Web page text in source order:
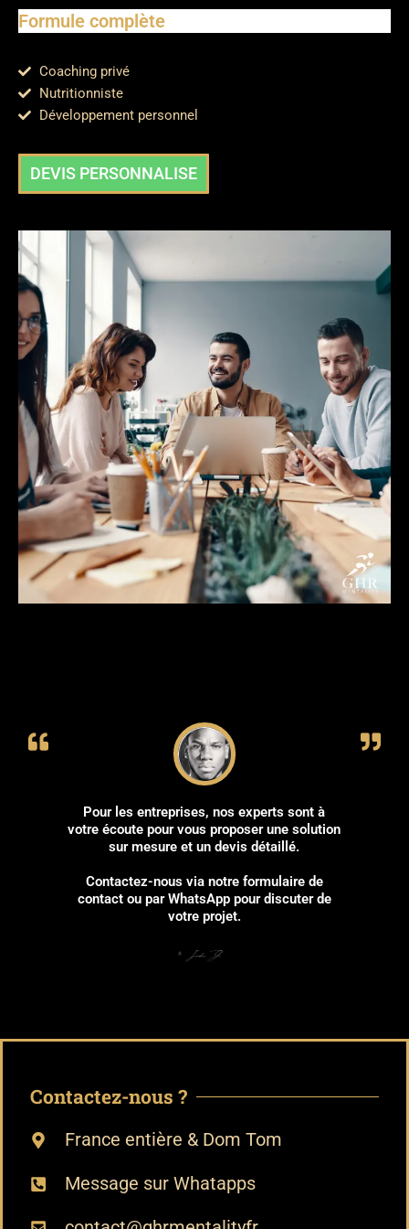
Formule complète
Coaching privé
Nutritionniste
Développement personnel
DEVIS PERSONNALISE
Pour les entreprises, nos experts sont à
votre écoute pour vous proposer une solution
sur mesure et un devis détaillé.
Contactez-nous via notre formulaire de
contact ou par WhatsApp pour discuter de
votre projet.
Contactez-nous ?
France entière & Dom Tom
Message sur Whatapps